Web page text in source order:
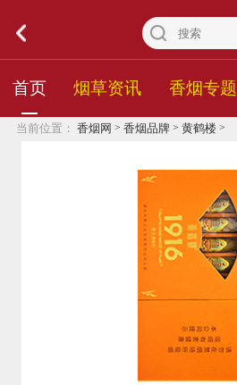
首页 烟草资讯 香烟专题
当前位置： 香烟网 > 香烟品牌 > 黄鹤楼>